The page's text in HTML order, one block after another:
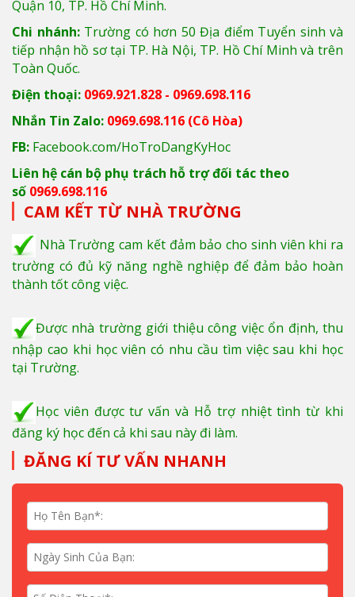
Quận 10, TP. Hồ Chí Minh.
Chi nhánh:Trường có hơn 50 Địa điểm Tuyển sinh và
tiếp nhận hồ sơ tại TP. Hà Nội, TP. Hồ Chí Minh và trên
Toàn Quốc.
Điện thoại: 0969.921.828 - 0969.698.116
Nhắn Tin Zalo: 0969.698.116 (Cô Hòa)
FB: Facebook.com/HoTroDangKyHoc
Liên hệ cán bộ phụ trách hỗ trợ đối tác theo
số 0969.698.116
CAM KẾT TỪ NHÀ TRƯỜNG
Nhà Trường cam kết đảm bảo cho sinh viên khi ra
trường có đủ kỹ năng nghề nghiệp để đảm bảo hoàn
thành tốt công việc.
Được nhà trường giới thiệu công việc ổn định, thu
nhập cao khi học viên có nhu cầu tìm việc sau khi học
tại Trường.
Học viên được tư vấn và Hỗ trợ nhiệt tình từ khi
đăng ký học đến cả khi sau này đi làm.
ĐĂNG KÍ TƯ VẤN NHANH